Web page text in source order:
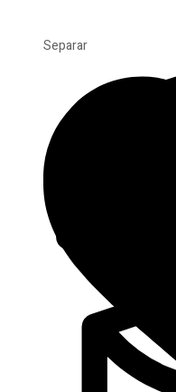
Separar